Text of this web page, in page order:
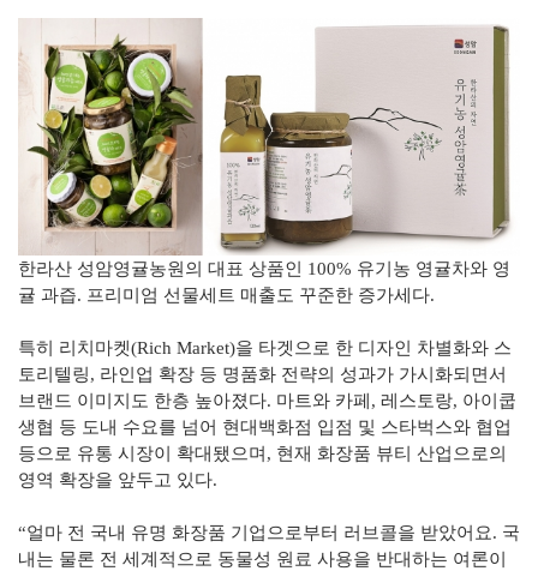
한라산 성암영귤농원의 대표 상품인 100% 유기농 영귤차와 영
귤 과즙. 프리미엄 선물세트 매출도 꾸준한 증가세다.
특히 리치마켓(Rich Market)을 타겟으로 한 디자인 차별화와 스
토리텔링, 라인업 확장 등 명품화 전략의 성과가 가시화되면서
브랜드 이미지도 한층 높아졌다. 마트와 카페, 레스토랑, 아이쿱
생협 등 도내 수요를 넘어 현대백화점 입점 및 스타벅스와 협업
등으로 유통 시장이 확대됐으며, 현재 화장품 뷰티 산업으로의
영역 확장을 앞두고 있다.
“얼마 전 국내 유명 화장품 기업으로부터 러브콜을 받았어요. 국
내는 물론 전 세계적으로 동물성 원료 사용을 반대하는 여론이